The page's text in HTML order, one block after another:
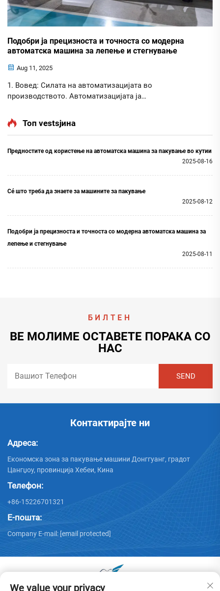
Подобри ја прецизноста и точноста со модерна
автоматска машина за лепење и стегнување
Aug 11, 2025
1. Вовед: Силата на автоматизацијата во
производството. Автоматизацијата ја
олеснувајќи ги процесите и максимизирајќи ја
ефикасноста. Во областа на машините за пакување,
присутно. Автоматската машина за лепење и
стегнување е одличен пример како технологијата може
минимална човечка интервенција.
Топ vestsјина
Предностите од користење на автоматска машина за пакување во кутии
2025-08-16
Сé што треба да знаете за машините за пакување
2025-08-12
Подобри ја прецизноста и точноста со модерна автоматска машина за
лепење и стегнување
2025-08-11
БИЛТЕН
ВЕ МОЛИМЕ ОСТАВЕТЕ ПОРАКА СО
НАС
Контактирајте ни
Адреса:
Економска зона за пакување машини Донггуанг, градот
Цангџоу, провинција Хебеи, Кина
Телефон:
+86-15226701321
Е-пошта:
Company E-mail: [email protected]
We value your privacy